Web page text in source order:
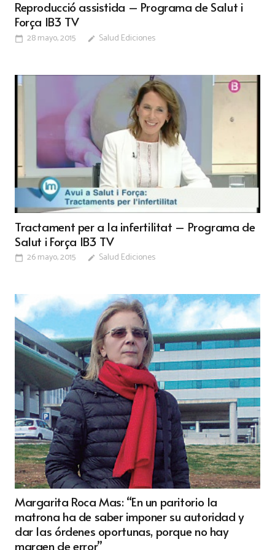
Reproducció assistida – Programa de Salut i
Força IB3 TV
calendar_today 28 mayo, 2015 edit Salud Ediciones
Tractament per a la infertilitat – Programa de
Salut i Força IB3 TV
calendar_today 26 mayo, 2015 edit Salud Ediciones
Margarita Roca Mas: “En un paritorio la
matrona ha de saber imponer su autoridad y
dar las órdenes oportunas, porque no hay
margen de error”